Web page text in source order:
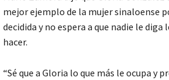
mejor ejemplo de la mujer sinaloense
decidida y no espera a que nadie le diga
hacer.
“Sé que a Gloria lo que más le ocupa y